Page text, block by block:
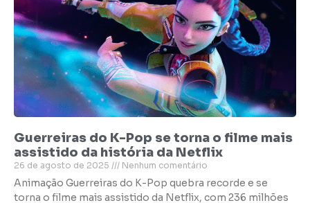
Guerreiras do K-Pop se torna o filme mais
assistido da história da Netflix
26 de agosto de 2025 Nenhum comentário
Animação Guerreiras do K-Pop quebra recorde e se
torna o filme mais assistido da Netflix, com 236 milhões